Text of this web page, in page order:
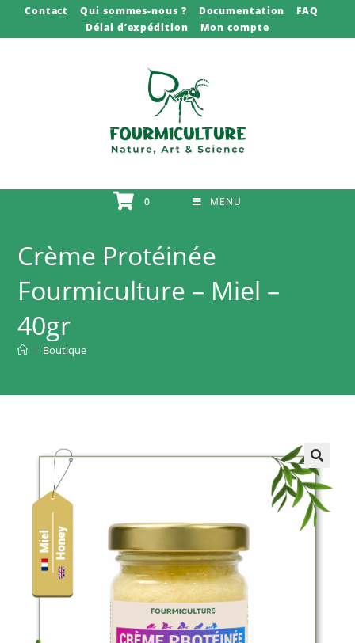
Contact Qui sommes-nous ? Documentation
FAQ
Délai d’expédition
Mon compte
0 MENU
Crème Protéinée
Fourmiculture – Miel –
40gr
> Boutique